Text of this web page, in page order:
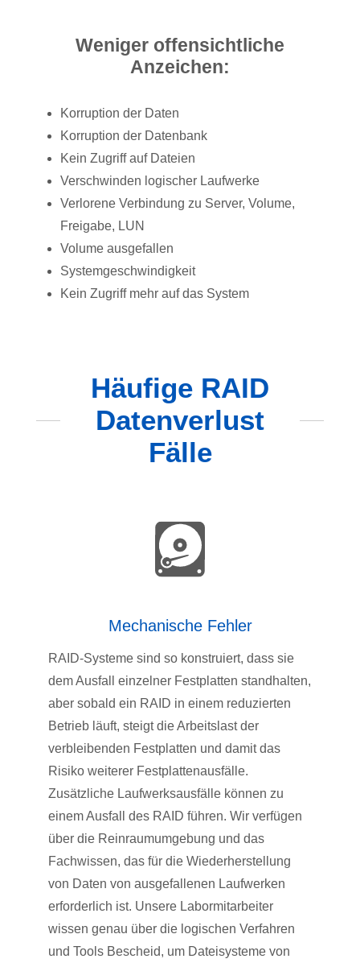
Weniger offensichtliche
Anzeichen:
Korruption der Daten
Korruption der Datenbank
Kein Zugriff auf Dateien
Verschwinden logischer Laufwerke
Verlorene Verbindung zu Server, Volume,
Freigabe, LUN
Volume ausgefallen
Systemgeschwindigkeit
Kein Zugriff mehr auf das System
Häufige RAID
Datenverlust
Fälle
Mechanische Fehler
RAID-Systeme sind so konstruiert, dass sie
dem Ausfall einzelner Festplatten standhalten,
aber sobald ein RAID in einem reduzierten
Betrieb läuft, steigt die Arbeitslast der
verbleibenden Festplatten und damit das
Risiko weiterer Festplattenausfälle.
Zusätzliche Laufwerksausfälle können zu
einem Ausfall des RAID führen. Wir verfügen
über die Reinraumumgebung und das
Fachwissen, das für die Wiederherstellung
von Daten von ausgefallenen Laufwerken
erforderlich ist. Unsere Labormitarbeiter
wissen genau über die logischen Verfahren
und Tools Bescheid, um Dateisysteme von